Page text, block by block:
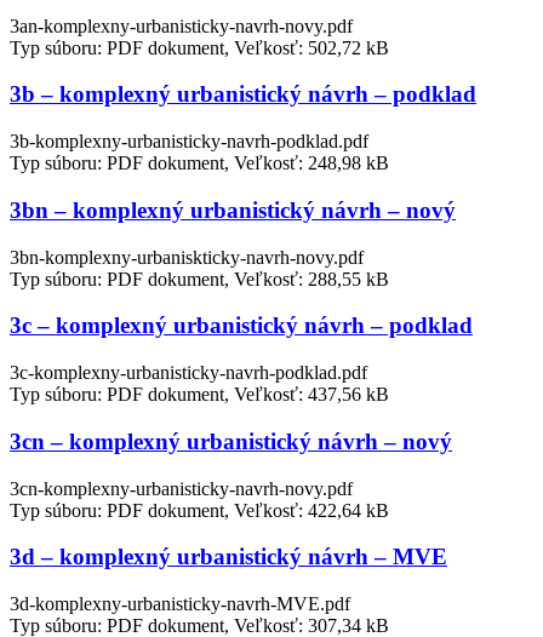
3an-komplexny-urbanisticky-navrh-novy.pdf
Typ súboru: PDF dokument, Veľkosť: 502,72 kB
3b – komplexný urbanistický návrh – podklad
3b-komplexny-urbanisticky-navrh-podklad.pdf
Typ súboru: PDF dokument, Veľkosť: 248,98 kB
3bn – komplexný urbanistický návrh – nový
3bn-komplexny-urbaniskticky-navrh-novy.pdf
Typ súboru: PDF dokument, Veľkosť: 288,55 kB
3c – komplexný urbanistický návrh – podklad
3c-komplexny-urbanisticky-navrh-podklad.pdf
Typ súboru: PDF dokument, Veľkosť: 437,56 kB
3cn – komplexný urbanistický návrh – nový
3cn-komplexny-urbanisticky-navrh-novy.pdf
Typ súboru: PDF dokument, Veľkosť: 422,64 kB
3d – komplexný urbanistický návrh – MVE
3d-komplexny-urbanisticky-navrh-MVE.pdf
Typ súboru: PDF dokument, Veľkosť: 307,34 kB